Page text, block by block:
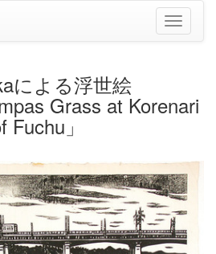
ナ
ビ
ョ
り
替
え
による浮世絵
Grass at Korenari
」